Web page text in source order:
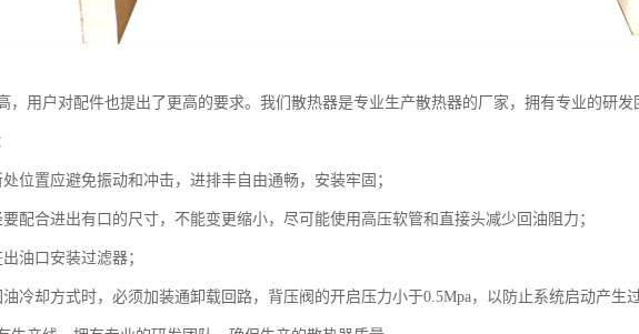
，用户对配件也提出了更高的要求。我们散热器是专业生产散热器的厂家，拥有专业的研
置应避免振动和冲击，进排丰自由通畅，安装牢固；
合进出有口的尺寸，不能变更缩小，尽可能使用高压软管和直接头减少回油阻力；
口安装过滤器；
却方式时，必须加装通卸载回路，背压阀的开启压力小于0.5Mpa，以防止系统启动产生过